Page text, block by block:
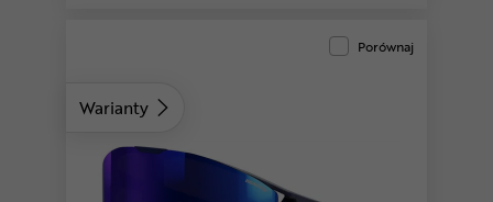
Warianty
Porównaj